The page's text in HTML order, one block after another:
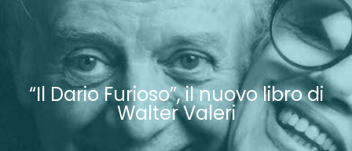
“Il Dario Furioso”, il nuovo libro di
Walter Valeri